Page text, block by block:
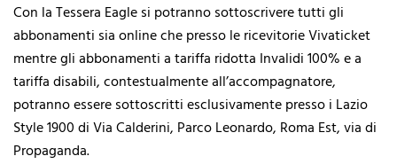
Con la Tessera Eagle si potranno sottoscrivere tutti gli
abbonamenti sia online che presso le ricevitorie Vivaticket
mentre gli abbonamenti a tariffa ridotta Invalidi 100% e a
tariffa disabili, contestualmente all’accompagnatore,
potranno essere sottoscritti esclusivamente presso i Lazio
Style 1900 di Via Calderini, Parco Leonardo, Roma Est, via di
Propaganda.